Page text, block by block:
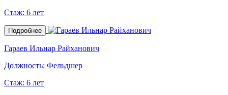
Стаж: 6 лет
Подробнее
Гараев Ильнар Райханович
Должность: Фельдшер
Стаж: 6 лет